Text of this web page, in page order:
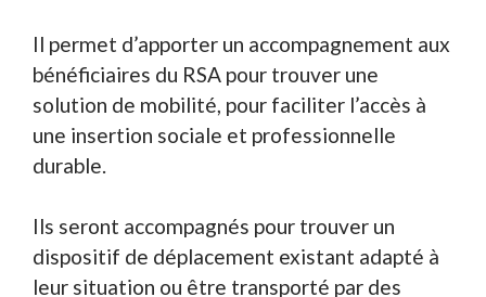
Il permet d’apporter un accompagnement aux
bénéficiaires du RSA pour trouver une
solution de mobilité, pour faciliter l’accès à
une insertion sociale et professionnelle
durable.
Ils seront accompagnés pour trouver un
dispositif de déplacement existant adapté à
leur situation ou être transporté par des